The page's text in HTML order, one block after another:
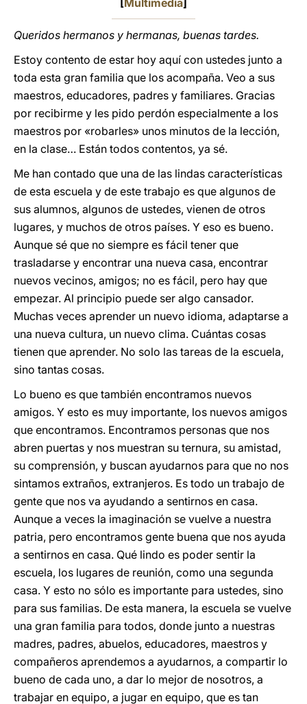
[Multimedia]
Queridos hermanos y hermanas, buenas tardes.
Estoy contento de estar hoy aquí con ustedes junto a
toda esta gran familia que los acompaña. Veo a sus
maestros, educadores, padres y familiares. Gracias
por recibirme y les pido perdón especialmente a los
maestros por «robarles» unos minutos de la lección,
en la clase… Están todos contentos, ya sé.
Me han contado que una de las lindas características
de esta escuela y de este trabajo es que algunos de
sus alumnos, algunos de ustedes, vienen de otros
lugares, y muchos de otros países. Y eso es bueno.
Aunque sé que no siempre es fácil tener que
trasladarse y encontrar una nueva casa, encontrar
nuevos vecinos, amigos; no es fácil, pero hay que
empezar. Al principio puede ser algo cansador.
Muchas veces aprender un nuevo idioma, adaptarse a
una nueva cultura, un nuevo clima. Cuántas cosas
tienen que aprender. No solo las tareas de la escuela,
sino tantas cosas.
Lo bueno es que también encontramos nuevos
amigos. Y esto es muy importante, los nuevos amigos
que encontramos. Encontramos personas que nos
abren puertas y nos muestran su ternura, su amistad,
su comprensión, y buscan ayudarnos para que no nos
sintamos extraños, extranjeros. Es todo un trabajo de
gente que nos va ayudando a sentirnos en casa.
Aunque a veces la imaginación se vuelve a nuestra
patria, pero encontramos gente buena que nos ayuda
a sentirnos en casa. Qué lindo es poder sentir la
escuela, los lugares de reunión, como una segunda
casa. Y esto no sólo es importante para ustedes, sino
para sus familias. De esta manera, la escuela se vuelve
una gran familia para todos, donde junto a nuestras
madres, padres, abuelos, educadores, maestros y
compañeros aprendemos a ayudarnos, a compartir lo
bueno de cada uno, a dar lo mejor de nosotros, a
trabajar en equipo, a jugar en equipo, que es tan